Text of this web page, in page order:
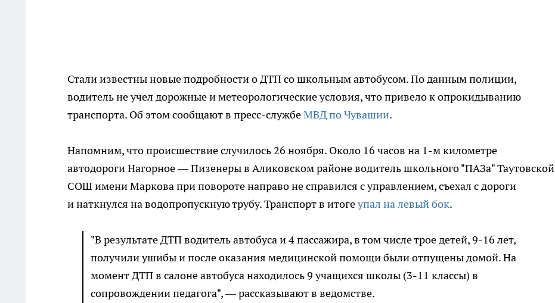
Стали известны новые подробности о ДТП со школьным автобусом. По данным полиции,
водитель не учел дорожные и метеорологические условия, что привело к опрокидыванию
транспорта. Об этом сообщают в пресс-службеМВД по Чувашии.
Напомним, что происшествие случилось 26 ноября. Около 16 часов на 1-м километре
автодороги Нагорное — Пизенеры в Аликовском районе водитель школьного "ПАЗа" Таутовской
СОШ имени Маркова при повороте направо не справился с управлением, съехал с дороги
и наткнулся на водопропускную трубу. Транспорт в итогеупал на левый бок.
"В результате ДТП водитель автобуса и 4 пассажира, в том числе трое детей, 9-16 лет,
получили ушибы и после оказания медицинской помощи были отпущены домой. На
момент ДТП в салоне автобуса находилось 9 учащихся школы (3-11 классы) в
сопровождении педагога", — рассказывают в ведомстве.